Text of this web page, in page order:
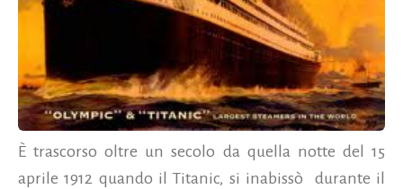
È trascorso oltre un secolo da quella notte del 15
aprile 1912 quando il Titanic, si inabissò durante il